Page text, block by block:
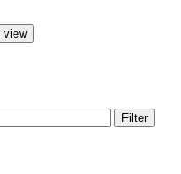
view
Filter